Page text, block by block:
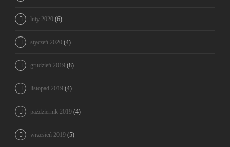
luty 2020 (6)
styczeń 2020 (4)
grudzień 2019 (8)
listopad 2019 (4)
październik 2019 (4)
wrzesień 2019 (5)